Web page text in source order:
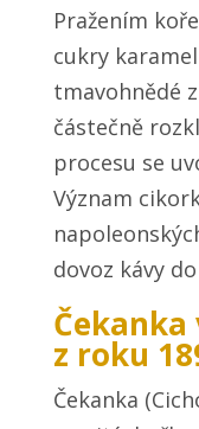
Pražením
cukry
tmavohnědé
částečně
procesu se
Význam
dovoz kávy
Čekanka
z roku
Čekanka